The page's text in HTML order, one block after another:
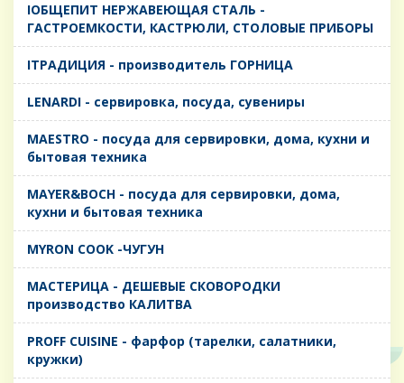
IОБЩЕПИТ НЕРЖАВЕЮЩАЯ СТАЛЬ -
ГАСТРОЕМКОСТИ, КАСТРЮЛИ, СТОЛОВЫЕ ПРИБОРЫ
IТРАДИЦИЯ - производитель ГОРНИЦА
LENARDI - сервировка, посуда, сувениры
MAESTRO - посуда для сервировки, дома, кухни и
бытовая техника
MAYER&BOCH - посуда для сервировки, дома,
кухни и бытовая техника
MYRON COOK -ЧУГУН
MАСТЕРИЦА - ДЕШЕВЫЕ СКОВОРОДКИ
производство КАЛИТВА
PROFF CUISINE - фарфор (тарелки, салатники,
кружки)